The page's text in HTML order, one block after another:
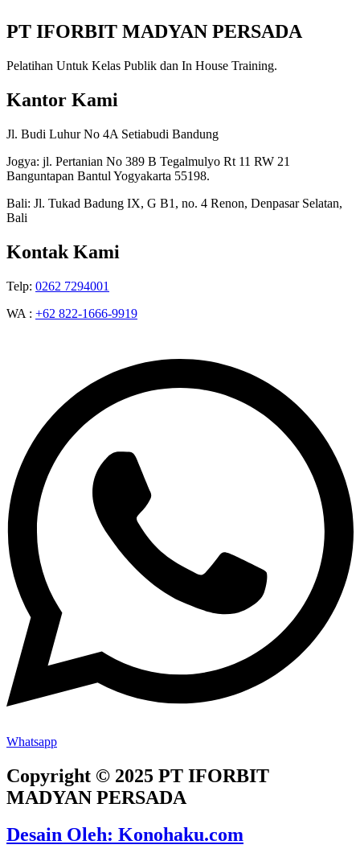
PT IFORBIT MADYAN PERSADA
Pelatihan Untuk Kelas Publik dan In House Training.
Kantor Kami
Jl. Budi Luhur No 4A Setiabudi Bandung
Jogya: jl. Pertanian No 389 B Tegalmulyo Rt 11 RW 21
Banguntapan Bantul Yogyakarta 55198.
Bali: Jl. Tukad Badung IX, G B1, no. 4 Renon, Denpasar Selatan,
Bali
Kontak Kami
Telp: 0262 7294001
WA : +62 822-1666-9919
Whatsapp
Copyright © 2025 PT IFORBIT
MADYAN PERSADA
Desain Oleh: Konohaku.com